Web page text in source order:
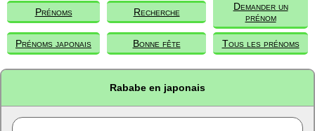
Prénoms Recherche
Demander un
prénom
Prénoms japonais Bonne fête Tous les prénoms
Rababe en japonais